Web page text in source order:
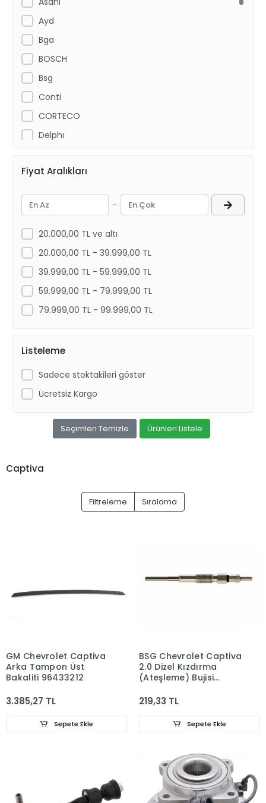
Ayd
Bga
BOSCH
Bsg
Conti
CORTECO
Delphı
Dk
ELF
Elrıng
Eneos
Euro
FAG
Febı
Fıltron
GM
GVA
Mette
Tap
Trw
Ufı
Fiyat Aralıkları
-
20.000,00 TL ve altı
20.000,00 TL - 39.999,00 TL
39.999,00 TL - 59.999,00 TL
59.999,00 TL - 79.999,00 TL
79.999,00 TL - 99.999,00 TL
Listeleme
Sadece stoktakileri göster
Ücretsiz Kargo
Seçimleri Temizle Ürünleri Listele
Captiva
Filtreleme Sıralama
GM Chevrolet Captiva
Arka Tampon Üst
Bakaliti 96433212
3.385,27 TL
Sepete Ekle
BSG Chevrolet Captiva
2.0 Dizel Kızdırma
(Ateşleme) Bujisi
219,33 TL
Sepete Ekle